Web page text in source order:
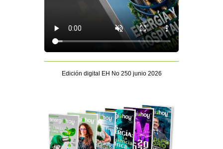
Edición digital EH No 250 junio 2026